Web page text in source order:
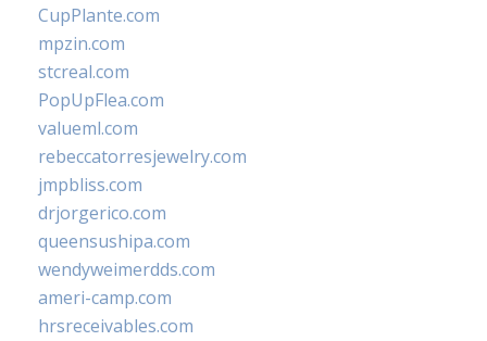
CupPlante.com
mpzin.com
stcreal.com
PopUpFlea.com
valueml.com
rebeccatorresjewelry.com
jmpbliss.com
drjorgerico.com
queensushipa.com
wendyweimerdds.com
ameri-camp.com
hrsreceivables.com